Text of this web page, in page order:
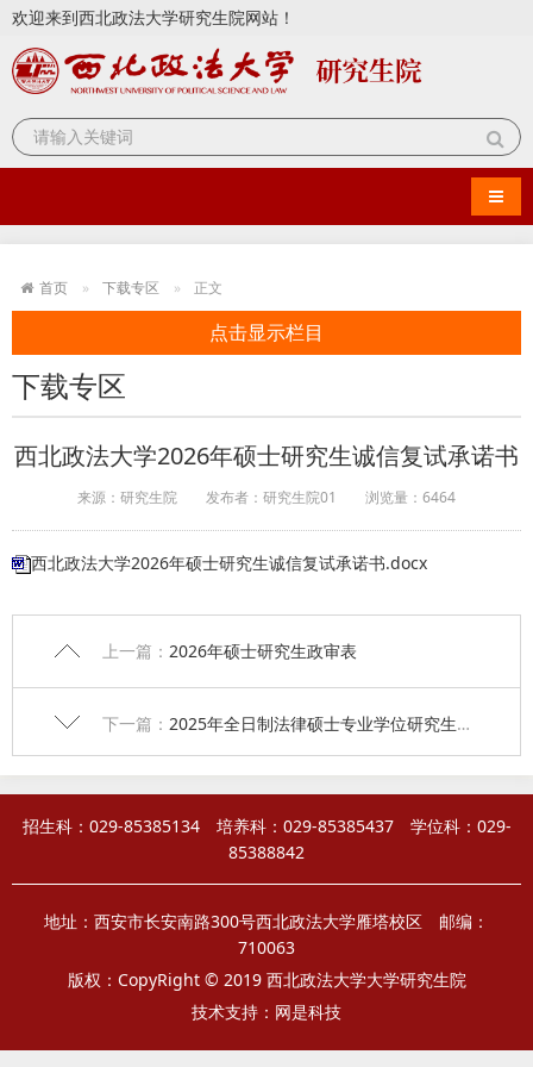
欢迎来到西北政法大学研究生院网站！
导航
首页 下载专区 正文
点击显示栏目
下载专区
西北政法大学2026年硕士研究生诚信复试承诺书
来源：研究生院 发布者：研究生院01 浏览量： 6464
西北政法大学2026年硕士研究生诚信复试承诺书.docx
上一篇： 2026年硕士研究生政审表
下一篇： 2025年全日制法律硕士专业学位研究生培养项目申请表
招生科：029-85385134 培养科：029-85385437 学位科：029-
85388842
地址：西安市长安南路300号西北政法大学雁塔校区 邮编：
710063
版权：CopyRight © 2019 西北政法大学大学研究生院
技术支持： 网是科技